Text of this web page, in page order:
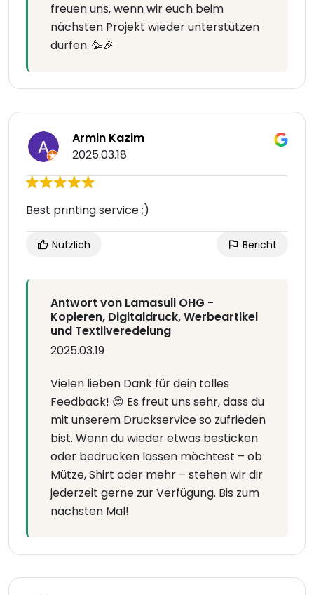
freuen uns, wenn wir euch beim
nächsten Projekt wieder unterstützen
dürfen. 🥳🎉
Armin Kazim
2025.03.18
Best printing service ;)
Nützlich Bericht
Antwort von Lamasuli OHG -
Kopieren, Digitaldruck, Werbeartikel
und Textilveredelung
2025.03.19
Vielen lieben Dank für dein tolles
Feedback! 😊 Es freut uns sehr, dass du
mit unserem Druckservice so zufrieden
bist. Wenn du wieder etwas besticken
oder bedrucken lassen möchtest – ob
Mütze, Shirt oder mehr – stehen wir dir
jederzeit gerne zur Verfügung. Bis zum
nächsten Mal!